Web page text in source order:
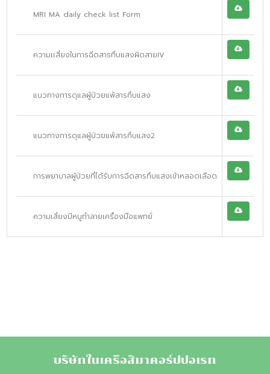
MRI MA daily check list Form
ความเเสี่ยงในการฉีดสารทึบแสงผิดสายIV
แนวทางการดุแลผู้ป่วยแพ้สารทึบแสง
แนวทางการดุแลผู้ป่วยแพ้สารทึบแสง2
การพยาบาลผู้ป่วยที่ได้รับการฉีดสารทึบแสงเข้าหลอดเลือด
ความเสี่ยงมีหนูทำลายเครื่องมือแพทย์
บริษัทในเครือสิมาคอร์ปปอเรท